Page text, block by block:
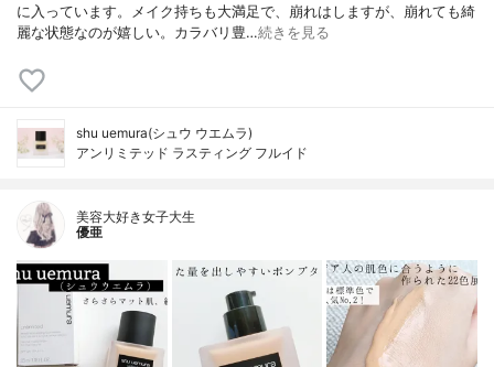
に入っています。メイク持ちも大満足で、崩れはしますが、崩れても綺
麗な状態なのが嬉しい。カラバリ豊…続きを見る
shu uemura(シュウ ウエムラ)
アンリミテッド ラスティング フルイド
美容大好き女子大生
優亜